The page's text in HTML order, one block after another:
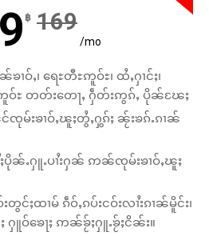
฿ 169
/mo
ၢဝ်ႇ၊ ရေႊတီႊဢူဝ်ႊ၊ ထႆႇႁၢင်ႈ၊
ဢူဝ်ႊ တတ်းတေႃႇ ႁဵတ်းဢွၵ်ႇ ပိုၼ်ၽႄႈ
မ်းၶၢဝ်ႇၽူႈတွႆႇႁွၵ်ႈ ၼႂ်းၶၵ်ႉၵၢၼ်
ပိုၼ်ႉႁူႉပၢႆးႁၼ် ဢၼ်ၸုမ်းၶၢဝ်ႇၽူႈ
င်ႈထၢမ် ၵဵဝ်ႇၵပ်းငဝ်းလၢႆးၵၢၼ်မိူင်း၊
ႈ ႁူဝ်ၶေႃႈ ဢၼ်ၶႂ်ႈႁူႉၶႂ်ႈငိၼ်း။